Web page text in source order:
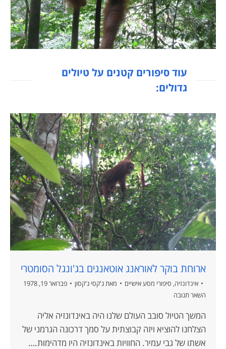
עוד סיפורים קטנים על טיולים
גדולים:
ארוחת בוקר לאוראנג אוטאנגים בג'ונגל הסומטרי
אינדונזיה, סיפורי מסע אישיים מאתג'קסי ג'קסון
פברואר 19, 1978
השאר תגובה
המשך הטיול סובב העולם שלנו היה באינדונזיה אליה
הצלחנו להוציא ויזה קבוצתית על סמך דרכונה הגרמני של
אשתו של גבי עמיר. החוויות באינדונזיה היו מדהימות.…